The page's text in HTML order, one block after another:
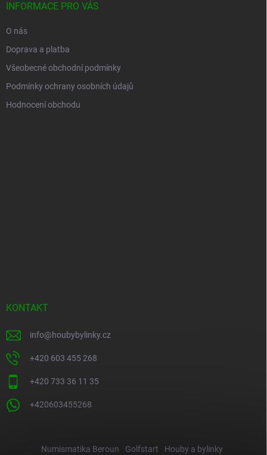
INFORMACE PRO VÁS
O nás
Doprava a platba
Všeobecné obchodní podmínky
Podmínky ochrany osobních údajů
Hodnocení obchodu
KONTAKT
info@houbybylinky.cz
+420 603 455 268
+420 733 36 11 35
+420603455268
Numismatika Beroun Golfstart
Houby a bylinky